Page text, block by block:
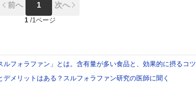
前へ 1 次へ
1 /1ページ
フォラファン」とは。含有量が多い食品と、効果的に摂るコツ
メリットはある？スルフォラファン研究の医師に聞く